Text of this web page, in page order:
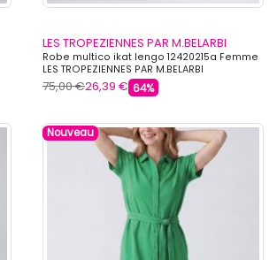
LES TROPEZIENNES PAR M.BELARBI
Robe multico ikat lengo 12420215a Femme
LES TROPEZIENNES PAR M.BELARBI
75,00 €26,39 € 64%
Nouveau